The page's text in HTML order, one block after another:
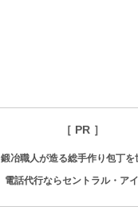
［ PR ］
鍛冶職人が造る総手作り包丁を
電話代行ならセントラル・ア